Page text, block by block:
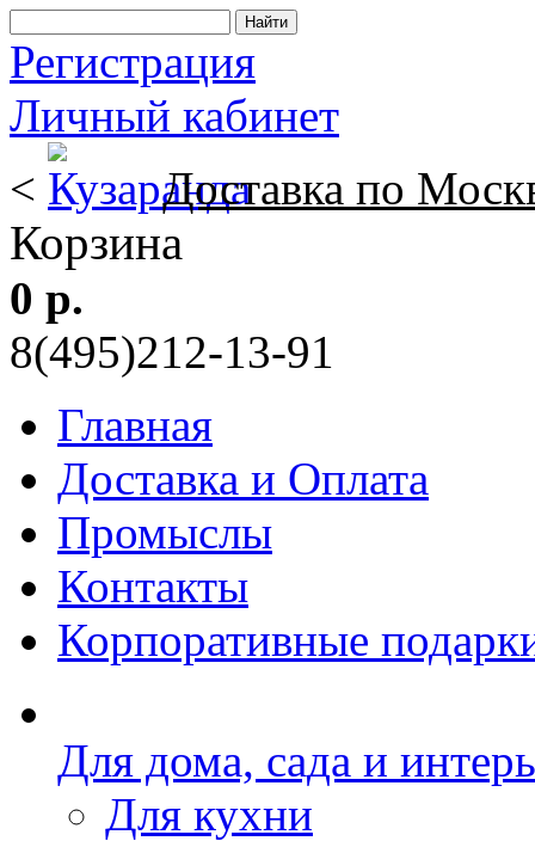
Регистрация
Личный кабинет
<
Доставка по
Корзина
0 р.
8(495)212-13-91
Главная
Доставка и Оплата
Промыслы
Контакты
Корпоративные
Для дома, сада и
Для кухни